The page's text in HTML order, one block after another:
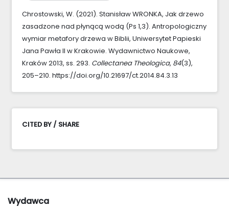
Chrostowski, W. (2021). Stanisław WRONKA, Jak drzewo
zasadzone nad płynącą wodą (Ps 1,3). Antropologiczny
wymiar metafory drzewa w Biblii, Uniwersytet Papieski
Jana Pawła II w Krakowie. Wydawnictwo Naukowe,
Kraków 2013, ss. 293. Collectanea Theologica, 84(3),
205–210. https://doi.org/10.21697/ct.2014.84.3.13
CITED BY / SHARE
Wydawca